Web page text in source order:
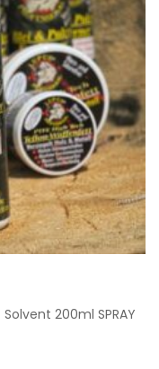
200ml SPRAY